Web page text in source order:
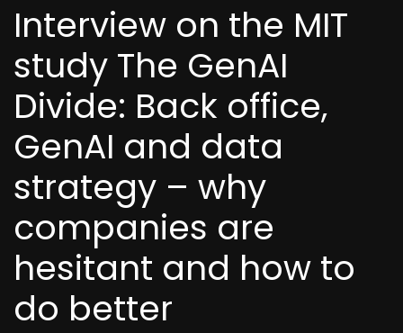
Interview on the MIT
study The GenAI
Divide: Back office,
GenAI and data
strategy – why
companies are
hesitant and how to
do better